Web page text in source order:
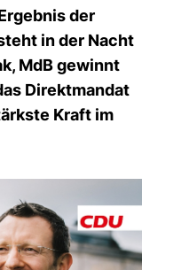
der
in der Nacht
, MdBgewinnt
Direktmandat
Kraft im